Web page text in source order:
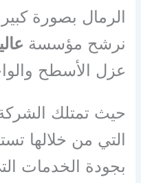
الرمال بصورة
نرشح مؤسسة
عزل الأسطح
حيث تمتلك الشركة
التي من خلالها
بجودة الخدمات